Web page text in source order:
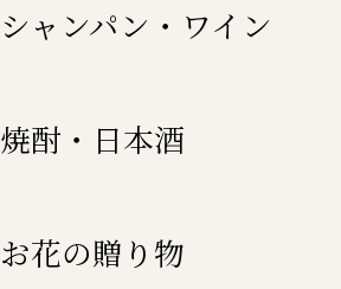
シャンパン・ワイン
焼酎・日本酒
お花の贈り物